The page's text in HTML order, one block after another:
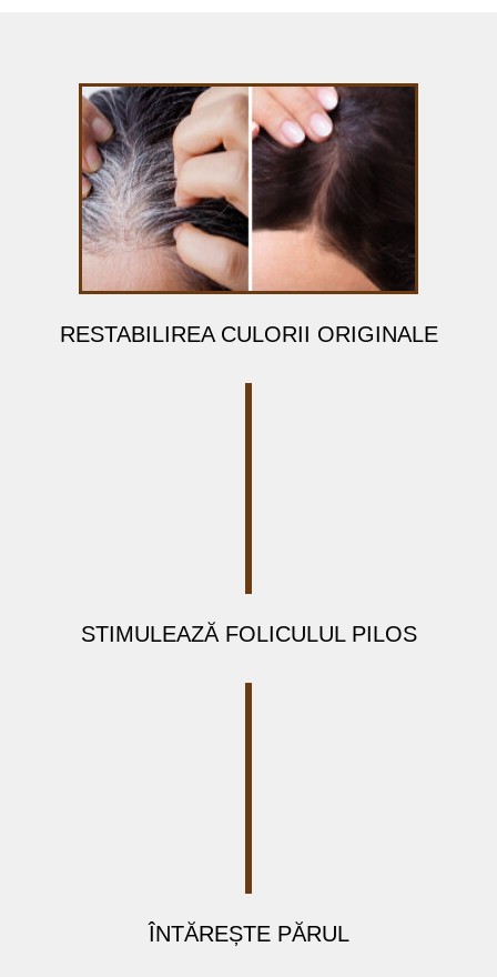
RESTABILIREA CULORII ORIGINALE
STIMULEAZĂ FOLICULUL PILOS
ÎNTĂREȘTE PĂRUL